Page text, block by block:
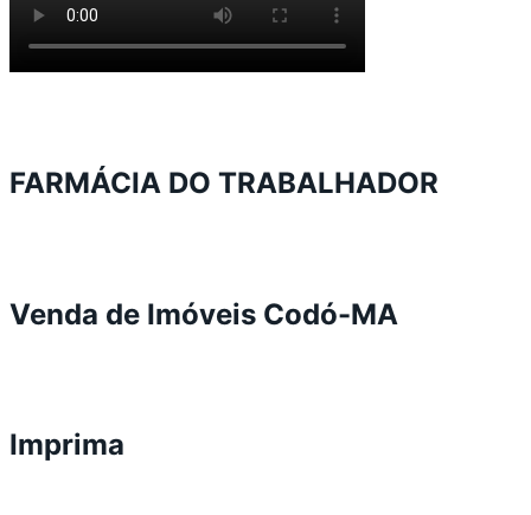
FARMÁCIA DO TRABALHADOR
Venda de Imóveis Codó-MA
Imprima